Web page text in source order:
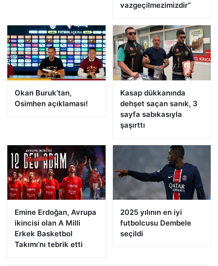
vazgeçilmezimizdir”
Okan Buruk’tan,
Osimhen açıklaması!
Kasap dükkanında
dehşet saçan sanık, 3
sayfa sabıkasıyla
şaşırttı
Emine Erdoğan, Avrupa
ikincisi olan A Milli
Erkek Basketbol
Takımı’nı tebrik etti
2025 yılının en iyi
futbolcusu Dembele
seçildi